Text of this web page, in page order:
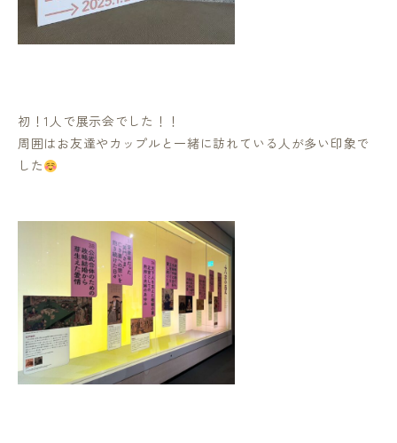
初！1人で展示会でした！！
周囲はお友達やカップルと一緒に訪れている人が多い印象で
した